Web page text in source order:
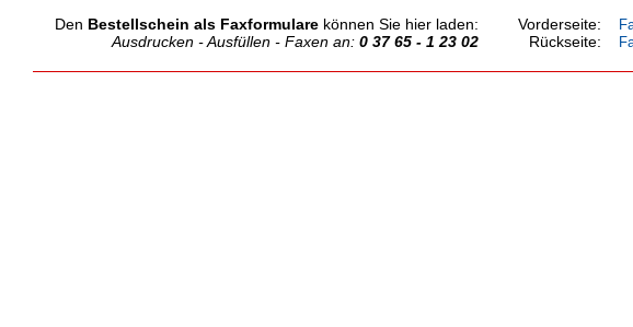
Den Bestellschein als Faxformulare können Sie hier laden:
Ausdrucken - Ausfüllen - Faxen an: 0 37 65 - 1 23 02
Vorderseite:
Rückseite: